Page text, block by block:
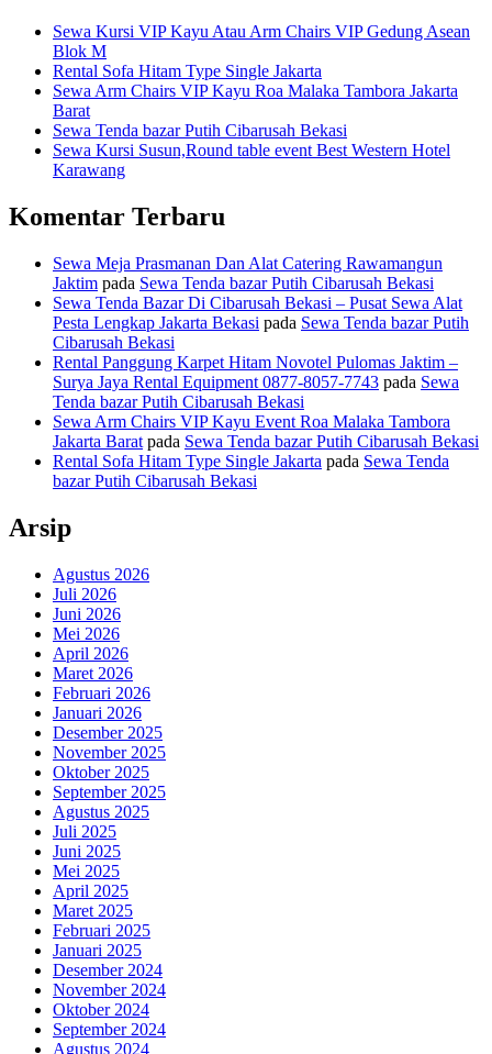
Sewa Kursi VIP Kayu Atau Arm Chairs VIP Gedung Asean
Blok M
Rental Sofa Hitam Type Single Jakarta
Sewa Arm Chairs VIP Kayu Roa Malaka Tambora Jakarta
Barat
Sewa Tenda bazar Putih Cibarusah Bekasi
Sewa Kursi Susun,Round table event Best Western Hotel
Karawang
Komentar Terbaru
Sewa Meja Prasmanan Dan Alat Catering Rawamangun
Jaktim pada Sewa Tenda bazar Putih Cibarusah Bekasi
Sewa Tenda Bazar Di Cibarusah Bekasi – Pusat Sewa Alat
Pesta Lengkap Jakarta Bekasi pada Sewa Tenda bazar Putih
Cibarusah Bekasi
Rental Panggung Karpet Hitam Novotel Pulomas Jaktim –
Surya Jaya Rental Equipment 0877-8057-7743 pada Sewa
Tenda bazar Putih Cibarusah Bekasi
Sewa Arm Chairs VIP Kayu Event Roa Malaka Tambora
Jakarta Barat pada Sewa Tenda bazar Putih Cibarusah Bekasi
Rental Sofa Hitam Type Single Jakarta pada Sewa Tenda
bazar Putih Cibarusah Bekasi
Arsip
Agustus 2026
Juli 2026
Juni 2026
Mei 2026
April 2026
Maret 2026
Februari 2026
Januari 2026
Desember 2025
November 2025
Oktober 2025
September 2025
Agustus 2025
Juli 2025
Juni 2025
Mei 2025
April 2025
Maret 2025
Februari 2025
Januari 2025
Desember 2024
November 2024
Oktober 2024
September 2024
Agustus 2024